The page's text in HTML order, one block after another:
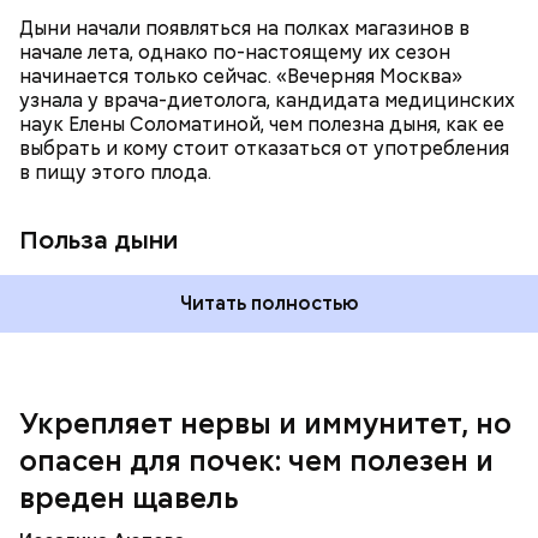
Дыни начали появляться на полках магазинов в
начале лета, однако по-настоящему их сезон
начинается только сейчас. «Вечерняя Москва»
узнала у врача-диетолога, кандидата медицинских
наук Елены Соломатиной, чем полезна дыня, как ее
выбрать и кому стоит отказаться от употребления
в пищу этого плода.
Польза дыни
систему и предотвращает скачки давления;
магний — помогает калию и не дает сосудам
спазмироваться.
Читать полностью
Укрепляет нервы и иммунитет, но
опасен для почек: чем полезен и
вреден щавель
— Если человек уже болеет мочекаменной
болезнью, щавель ему не рекомендуется. При
артрите, гастрите, холецистите, синдроме
По мнению специалиста, здоровому человеку
достаточно включать щавель в рацион несколько
виде или припущенном на сковороде.
— Однако если человеку нужно не разжижать
кровь, а наоборот, ее коагулировать, то нужно
уточнила диетолог.